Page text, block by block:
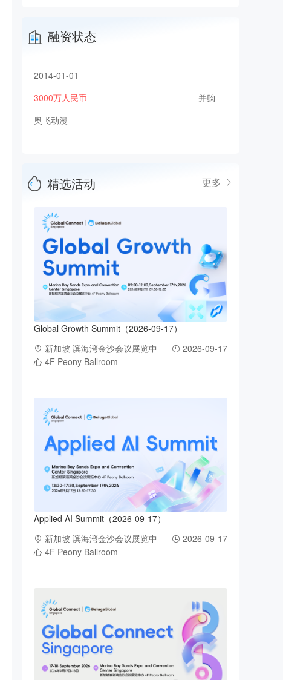
融资状态
2014-01-01
并购
3000万人民币
奥飞动漫
精选活动 更多
Global Growth Summit（2026-09-17）
新加坡 滨海湾金沙会议展览中
心 4F Peony Ballroom
2026-09-17
Applied AI Summit（2026-09-17）
新加坡 滨海湾金沙会议展览中
心 4F Peony Ballroom
2026-09-17